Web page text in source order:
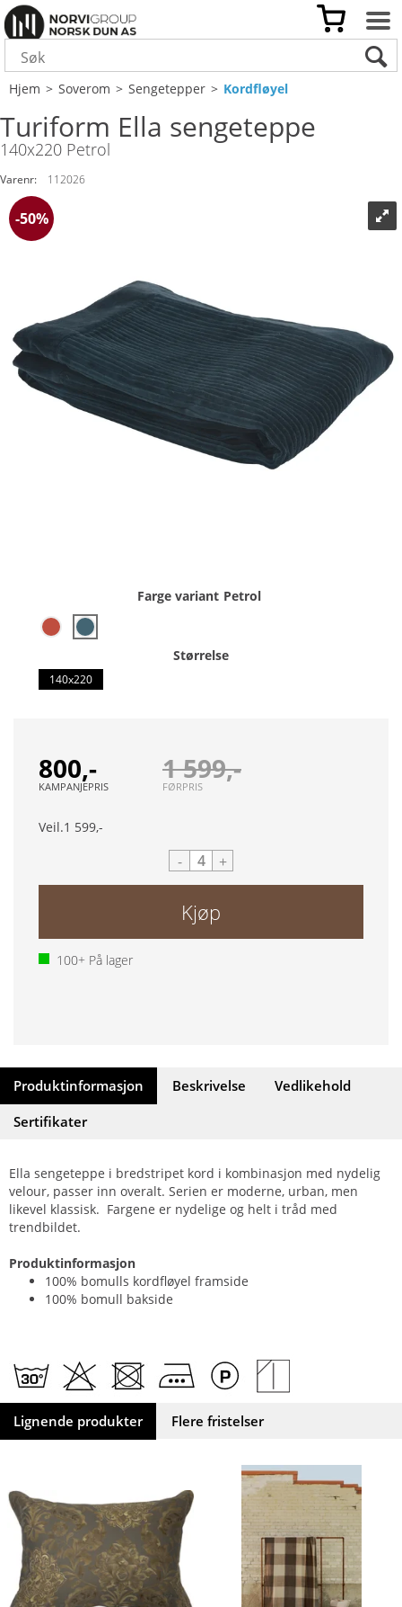
Hjem>Soverom>Sengetepper>Kordfløyel
Turiform Ella sengeteppe
140x220 Petrol
Varenr: 112026
50%
Farge variant Petrol
Størrelse
140x220
800,-
KAMPANJEPRIS
1 599,-
FØRPRIS
Veil.1 599,-
- +
Kjøp
100+ På lager
Produktinformasjon Beskrivelse
Vedlikehold
Sertifikater
Ella sengeteppe i bredstripet kord i kombinasjon med nydelig
velour, passer inn overalt. Serien er moderne, urban, men
likevel klassisk. Fargene er nydelige og helt i tråd med
trendbildet.
Produktinformasjon
100% bomulls kordfløyel framside
100% bomull bakside
Lignende produkter Flere fristelser